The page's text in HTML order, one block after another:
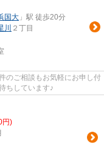
国大 」駅 徒歩20分
川 ２丁目
のご相談もお気軽にお申し付
ちしています♪
円)